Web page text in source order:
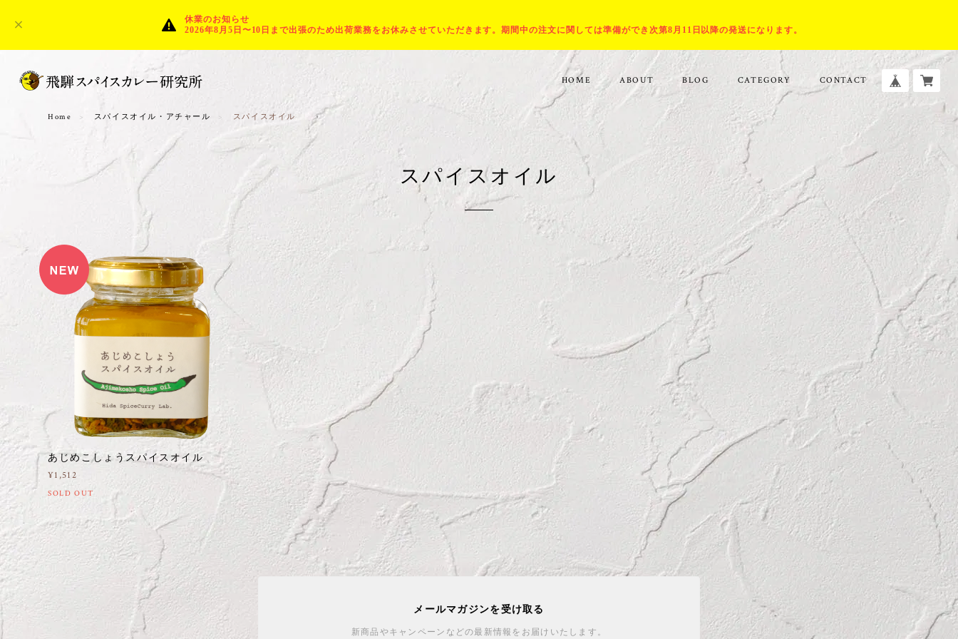
休業のお知らせ
2026年8月5日〜10日まで出張のため出荷業務をお休みさせていただきます。期間中の注文に関しては準備ができ次第8月11日以降の発送になります。
HOME ABOUT BLOG CATEGORY CONTACT
Home スパイスオイル・アチャール スパイスオイル
スパイスオイル
あじめこしょうスパイスオイル
¥1,512
SOLD OUT
メールマガジンを受け取る
新商品やキャンペーンなどの最新情報をお届けいたします。